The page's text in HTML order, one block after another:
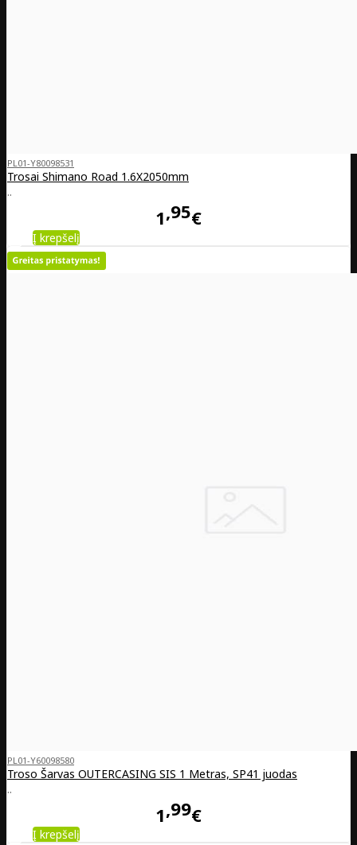
PL01-Y80098531
Trosai Shimano Road 1.6X2050mm
..
1 95€
Į krepšelį
PL01-Y60098580
Troso Šarvas OUTERCASING SIS 1 Metras, SP41 juodas
..
1 99€
Į krepšelį